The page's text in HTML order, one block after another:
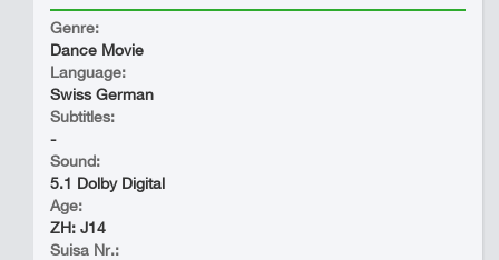
Genre:
Dance Movie
Language:
Swiss German
Subtitles:
-
Sound:
5.1 Dolby Digital
Age:
ZH: J14
Suisa Nr.: